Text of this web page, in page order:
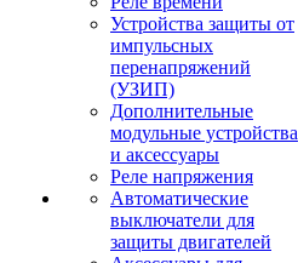
Устройства защиты от
импульсных
перенапряжений
(УЗИП)
Дополнительные
модульные устройства
и аксессуары
Реле напряжения
Автоматические
выключатели для
защиты двигателей